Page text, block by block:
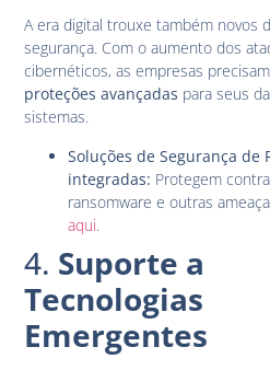
A era digital trouxe também novos
segurança. Com o aumento dos
cibernéticos, as empresas
proteções avançadas para seus
sistemas.
Soluções de Segurança de
integradas: Protegem
ransomware e outras
aqui.
4. Suporte a
Tecnologias
Emergentes